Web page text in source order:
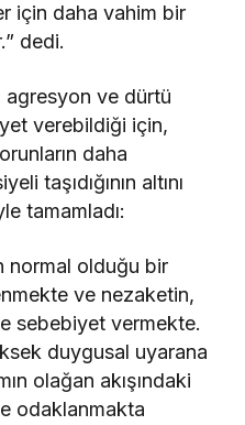
için daha vahim bir
dedi.
agresyon ve dürtü
verebildiği için,
daha
taşıdığının altını
tamamladı:
normal olduğu bir
ve nezaketin,
sebebiyet vermekte.
duygusal uyarana
olağan akışındaki
odaklanmakta